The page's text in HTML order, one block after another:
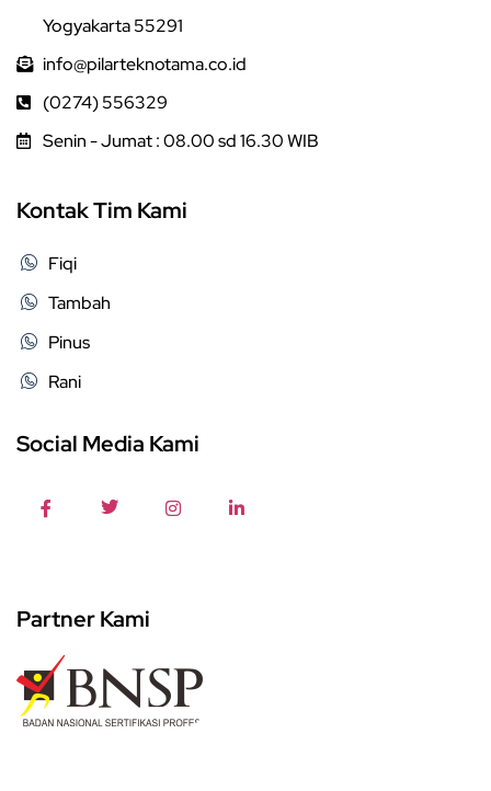
Yogyakarta 55291
info@pilarteknotama.co.id
(0274) 556329
Senin - Jumat : 08.00 sd 16.30 WIB
Kontak Tim Kami
Fiqi
Tambah
Pinus
Rani
Social Media Kami
Partner Kami